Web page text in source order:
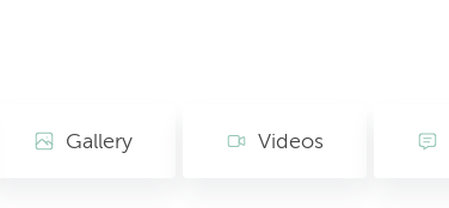
Gallery Videos